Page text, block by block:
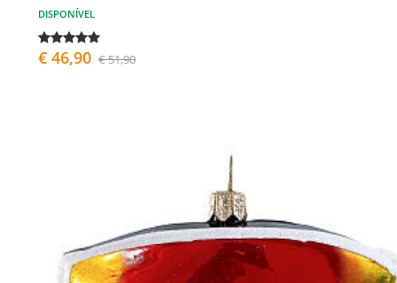
DISPONÍVEL
€ 46,90 € 51,90